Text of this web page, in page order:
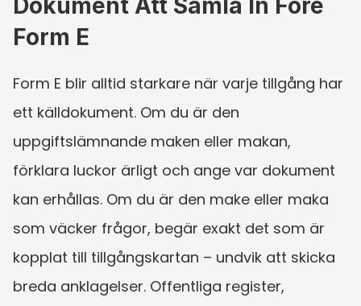
Form E
Form E blir alltid starkare när varje tillgång har
ett källdokument. Om du är den
uppgiftslämnande maken eller makan,
förklara luckor ärligt och ange var dokument
kan erhållas. Om du är den make eller maka
som väcker frågor, begär exakt det som är
kopplat till tillgångskartan – undvik att skicka
breda anklagelser. Offentliga register,